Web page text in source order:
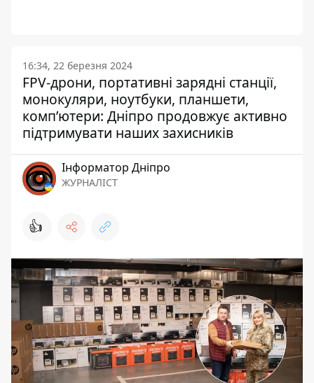
16:34, 22 березня 2024
FPV-дрони, портативні зарядні станції,
монокуляри, ноутбуки, планшети,
комп’ютери: Дніпро продовжує активно
підтримувати наших захисників
Інформатор Дніпро
ЖУРНАЛІСТ
👍